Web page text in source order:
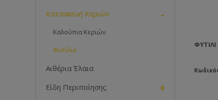
Κατασκευή Κεριών
-
Καλούπια Κεριών
Φυτίλια
Αιθέρια Έλαια
Είδη Περιποίησης
+